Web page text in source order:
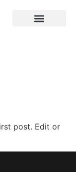
post. Edit or